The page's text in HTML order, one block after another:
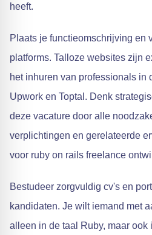
heeft.
Plaats je functieomschrijving en
platforms. Talloze websites zijn
het inhuren van professionals in
Upwork en Toptal. Denk
deze vacature door alle
verplichtingen en gerelateerde
voor ruby on rails freelance
Bestudeer zorgvuldig cv's en
kandidaten. Je wilt iemand met
alleen in de taal Ruby, maar ook